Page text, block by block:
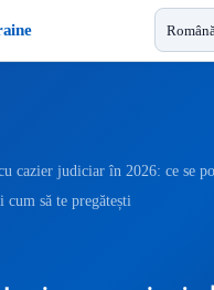
cazier judiciar în 2026: ce se
cum să te pregătești